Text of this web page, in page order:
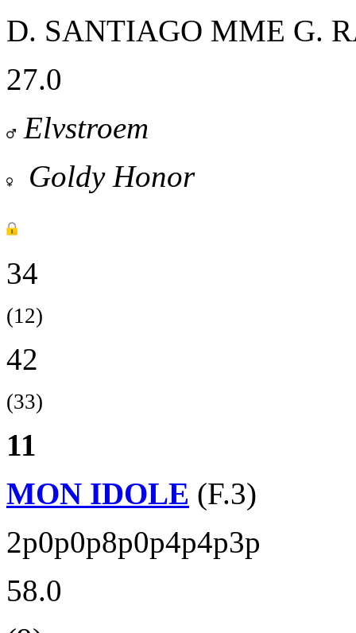
D. SANTIAGO MME G.
27.0
Elvstroem
Goldy Honor
34
(12)
42
(33)
11
MON IDOLE (F.3)
2p0p0p8p0p4p4p3p
58.0